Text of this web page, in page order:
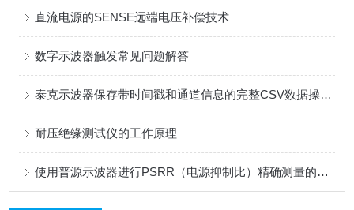
直流电源的SENSE远端电压补偿技术
数字示波器触发常见问题解答
泰克示波器保存带时间戳和通道信息的完整CSV数据操作指南
耐压绝缘测试仪的工作原理
使用普源示波器进行PSRR（电源抑制比）精确测量的方法